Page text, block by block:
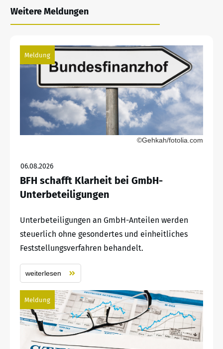
Weitere Meldungen
Meldung
©Gehkah/fotolia.com
06.08.2026
BFH schafft Klarheit bei GmbH-
Unterbeteiligungen
Unterbeteiligungen an GmbH-Anteilen werden
steuerlich ohne gesondertes und einheitliches
Feststellungsverfahren behandelt.
weiterlesen
Meldung